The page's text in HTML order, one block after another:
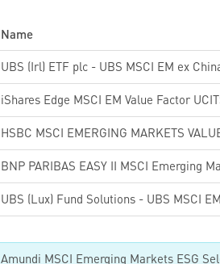
Name
iShares Edge MSCI EM Value Factor
HSBC MSCI EMERGING MARKETS
Amundi MSCI Emerging Markets ESG